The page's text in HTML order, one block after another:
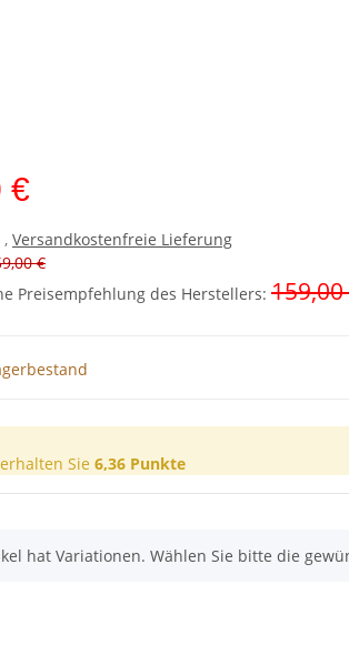
€
, Versandkostenfreie Lieferung
€
Preisempfehlung des Herstellers: 159,00
Sie 6,36 Punkte
hat Variationen. Wählen Sie bitte die